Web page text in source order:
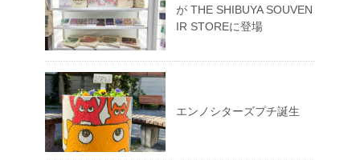
が THE SHIBUYA SOUVEN
IR STOREに登場
エンノシターズプチ誕生